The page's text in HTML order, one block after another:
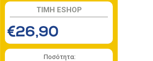
TIMH ESHOP
€26,90
Ποσότητα: